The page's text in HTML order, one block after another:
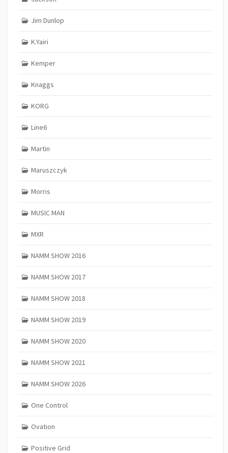
Jim Dunlop
K.Yairi
Kemper
Knaggs
KORG
Line6
Martin
Maruszczyk
Morris
MUSIC MAN
MXR
NAMM SHOW 2016
NAMM SHOW 2017
NAMM SHOW 2018
NAMM SHOW 2019
NAMM SHOW 2020
NAMM SHOW 2021
NAMM SHOW 2026
One Control
Ovation
Positive Grid